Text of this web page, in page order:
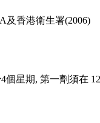
及香港衛生署(2006)
個星期, 第一劑須在